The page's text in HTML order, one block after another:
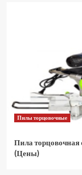
Пилы торцовочные
Пила торцовочная
(Цены)